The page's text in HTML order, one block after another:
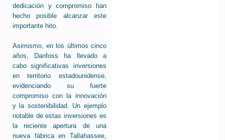
dedicación y compromiso han
hecho posible alcanzar este
importante hito.
Asimismo, en los últimos cinco
años, Danfoss ha llevado a
cabo significativas inversiones
en territorio estadounidense,
evidenciando su fuerte
compromiso con la innovación
y la sostenibilidad. Un ejemplo
notable de estas inversiones es
la reciente apertura de una
nueva fábrica en Tallahassee,